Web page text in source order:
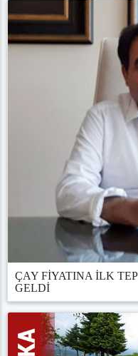
ÇAY FİYATINA İLK
GELDİ